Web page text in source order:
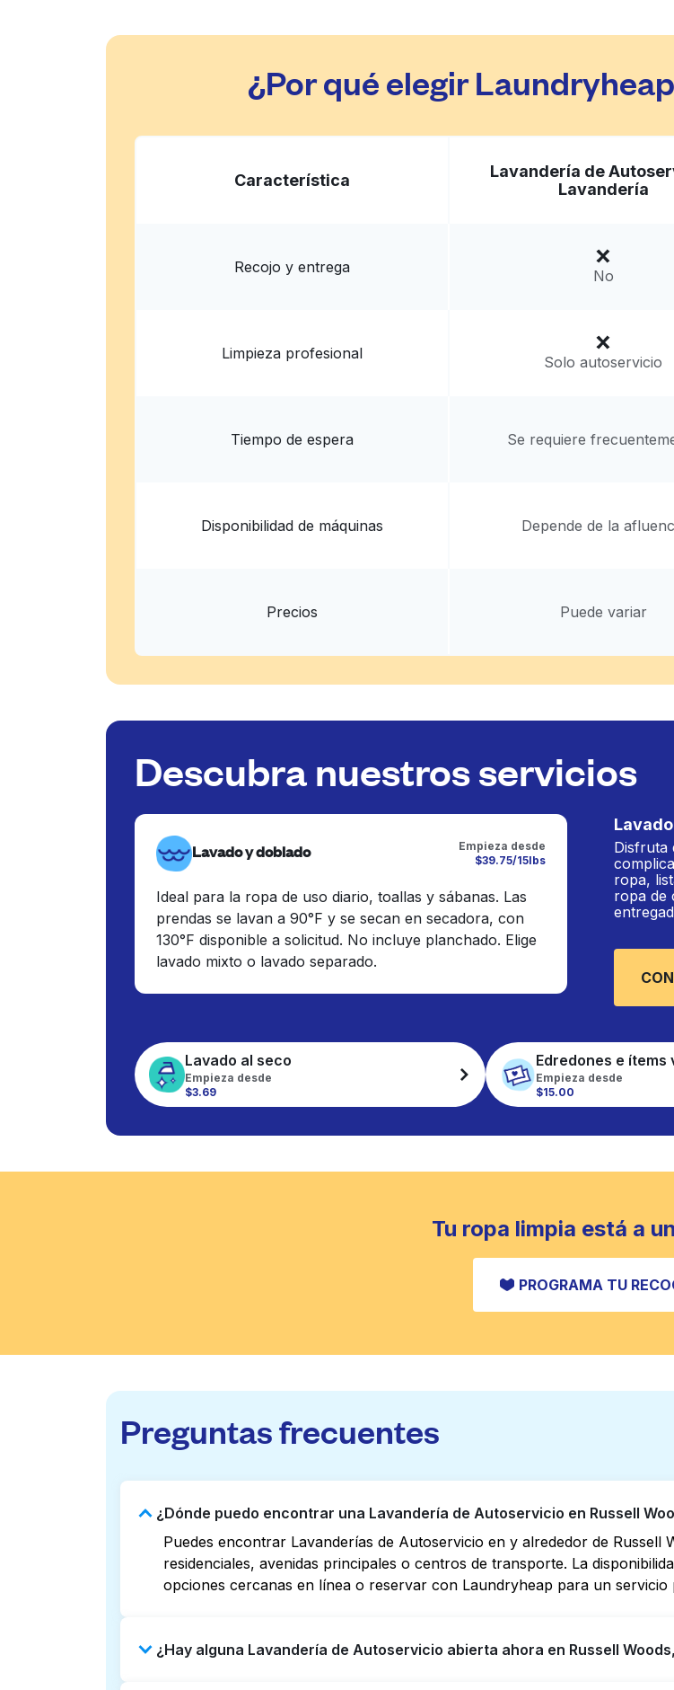
¿Por qué elegir
Característica
Lavandería de
Lavandería
Recojo y entrega No
Limpieza profesional Solo autoservicio
Tiempo de espera Se requiere
Disponibilidad de máquinas Depende de la
Precios Puede variar
Descubra nuestros servicios
Lavado y doblado
Empieza desde
$39.75/15lbs
Ideal para la ropa de uso diario, toallas y sábanas. Las
prendas se lavan a 90°F y se secan en secadora, con
130°F disponible a solicitud. No incluye planchado. Elige
lavado mixto o lavado separado.
Disfruta
ropa,
ropa de
Lavado al seco
Empieza desde
$3.69
Edredones e ítems
Empieza desde
$15.00
Tu ropa limpia está a
PROGRAMA TU
Preguntas frecuentes
¿Dónde puedo encontrar una Lavandería de Autoservicio en Russell
Puedes encontrar Lavanderías de Autoservicio en y alrededor de Russell
residenciales, avenidas principales o centros de transporte. La
opciones cercanas en línea o reservar con Laundryheap para un
¿Hay alguna Lavandería de Autoservicio abierta ahora en Russell